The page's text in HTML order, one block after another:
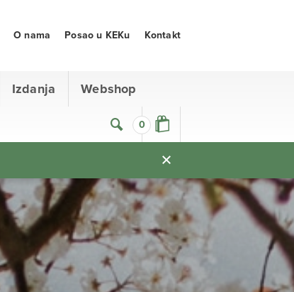
0
Izdanja Webshop
O nama Posao u KEKu Kontakt